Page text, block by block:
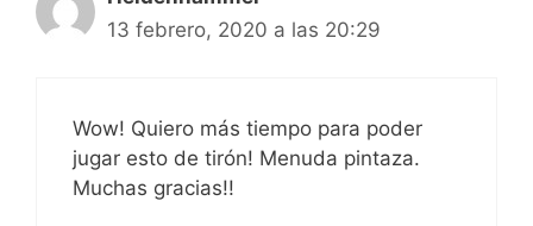
13 febrero, 2020 a las 20:29
Wow! Quiero más tiempo para poder
jugar esto de tirón! Menuda pintaza.
Muchas gracias!!